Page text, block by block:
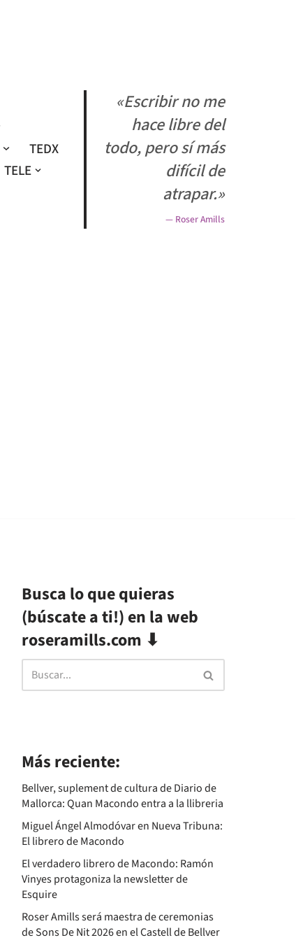
TEDX
TELE
«Escribir no me
hace libre del
todo, pero sí más
difícil de
atrapar.»
— Roser Amills
Busca lo que quieras
(búscate a ti!) en la web
roseramills.com ⬇
Más reciente:
Bellver, suplement de cultura de Diario de
Mallorca: Quan Macondo entra a la llibreria
Miguel Ángel Almodóvar en Nueva Tribuna:
El librero de Macondo
El verdadero librero de Macondo: Ramón
Vinyes protagoniza la newsletter de
Esquire
Roser Amills será maestra de ceremonias
de Sons De Nit 2026 en el Castell de Bellver